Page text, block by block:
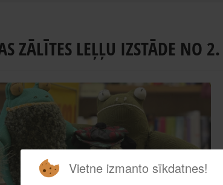
ZĀLĪTES LEĻĻU IZSTĀDE NO
Vietne izmanto sīkdatnes!